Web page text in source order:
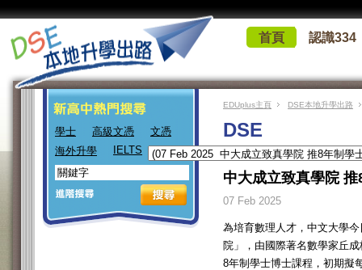
首頁 認識334
學士 高級文憑
文憑
海外升學
IELTS
EDUplus主頁 DSE本地升學出路
DSE
中大成立致真學院
07 Feb 2025
為培育數理人才，中文大學
院」，由國際著名數學家丘
8年制學士博士課程，初期擬